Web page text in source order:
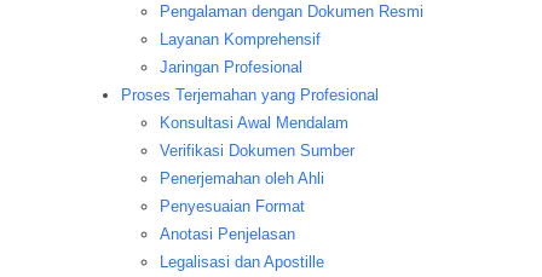
Pengalaman dengan Dokumen Resmi
Layanan Komprehensif
Jaringan Profesional
Proses Terjemahan yang Profesional
Konsultasi Awal Mendalam
Verifikasi Dokumen Sumber
Penerjemahan oleh Ahli
Penyesuaian Format
Anotasi Penjelasan
Legalisasi dan Apostille